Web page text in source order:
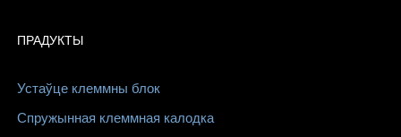
ПРАДУКТЫ
Устаўце клеммны блок
Спружынная клеммная калодка